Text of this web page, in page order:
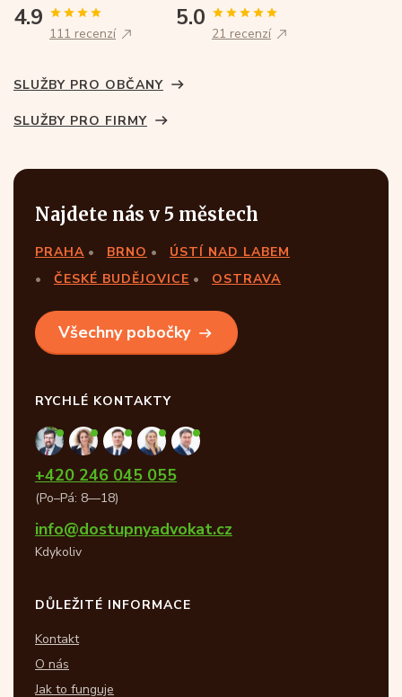
4.9
111 recenzí
5.0
21 recenzí
SLUŽBY PRO OBČANY
SLUŽBY PRO FIRMY
Najdete nás v 5 městech
PRAHA BRNO
ÚSTÍ NAD LABEM
ČESKÉ BUDĚJOVICE
OSTRAVA
Všechny pobočky
RYCHLÉ KONTAKTY
+420 246 045 055
(Po–Pá: 8—18)
info@dostupnyadvokat.cz
Kdykoliv
DŮLEŽITÉ INFORMACE
Kontakt
O nás
Jak to funguje